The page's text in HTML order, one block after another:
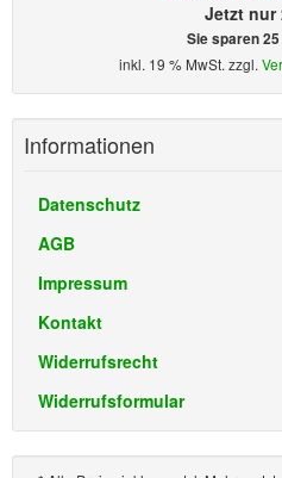
Jetzt nur
Sie sparen 25
inkl. 19 % MwSt. zzgl.
Informationen
Datenschutz
AGB
Impressum
Kontakt
Widerrufsrecht
Widerrufsformular